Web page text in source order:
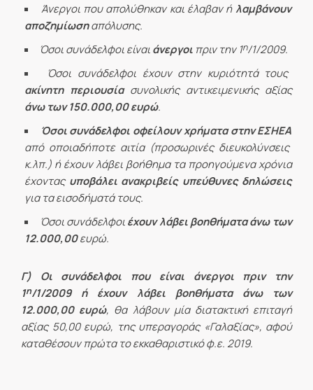
Άνεργοι που απολύθηκαν και έλαβαν ήλαμβάνουν
αποζημίωσηαπόλυσης.
Όσοι συνάδελφοι είναιάνεργοι πριν την 1η/1/2009.
Όσοι συνάδελφοι έχουν στην κυριότητά τους
ακίνητη περιουσίασυνολικής αντικειμενικής αξίας
άνω των 150.000,00 ευρώ.
Όσοι συνάδελφοι οφείλουν χρήματα στην ΕΣΗΕΑ
από οποιαδήποτε αιτία (προσωρινές διευκολύνσεις
κ.λπ.) ή έχουν λάβει βοήθημα τα προηγούμενα χρόνια
έχοντας υποβάλει ανακριβείς υπεύθυνες δηλώσεις
για τα εισοδήματά τους.
Όσοι συνάδελφοιέχουν λάβει βοηθήματα άνω των
12.000,00ευρώ.
Γ)
Οι συνάδελφοι που είναι άνεργοι πριν την
1η/1/2009 ή έχουν λάβει βοηθήματα άνω των
12.000,00 ευρώ, θα λάβουν μία διατακτική επιταγή
αξίας 50,00 ευρώ, της υπεραγοράς «Γαλαξίας», αφού
καταθέσουν πρώτα το εκκαθαριστικό φ.ε. 2019.